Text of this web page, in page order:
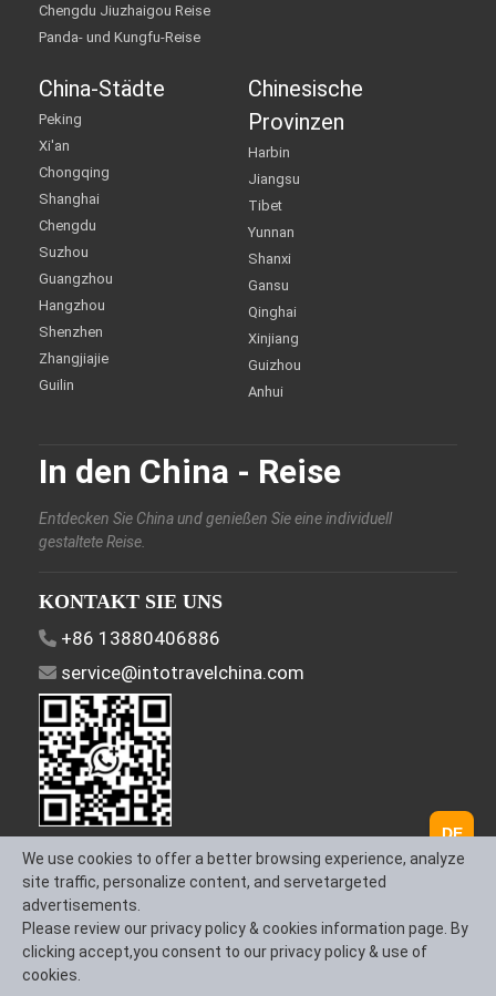
Chengdu Jiuzhaigou Reise
Panda- und Kungfu-Reise
China-Städte
Peking
Xi'an
Chongqing
Shanghai
Chengdu
Suzhou
Guangzhou
Hangzhou
Shenzhen
Zhangjiajie
Guilin
Chinesische
Provinzen
Harbin
Jiangsu
Tibet
Yunnan
Shanxi
Gansu
Qinghai
Xinjiang
Guizhou
Anhui
In den China - Reise
Entdecken Sie China und genießen Sie eine individuell
gestaltete Reise.
KONTAKT SIE UNS
+86 13880406886
service@intotravelchina.com
FOLGEN SIE UNS
Über uns
DE
We use cookies to offer a better browsing experience, analyze
site traffic, personalize content, and servetargeted
advertisements.
Please review our privacy policy & cookies information page. By
clicking accept,you consent to our privacy policy & use of
cookies.